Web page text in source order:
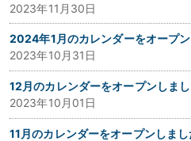
2023年11月30日
2024年1月のカレンダーをオープン
2023年10月31日
12月のカレンダーをオープンしま
2023年10月01日
11月のカレンダーをオープンしまし